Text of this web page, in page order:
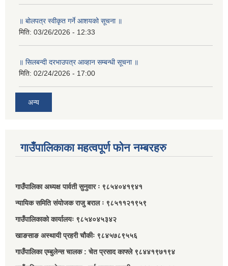
॥ बोलपत्र स्वीकृत गर्ने आशयको सूचना ॥
मिति: 03/26/2026 - 12:33
॥ सिलबन्दी दरभाउपत्र आव्हान सम्बन्धी सूचना ॥
मिति: 02/24/2026 - 17:00
अन्य
गाउँपालिकाका महत्वपूर्ण फोन नम्बरहरु
गाउँपालिका अध्यक्ष पार्वती सुनुवार ः ९८५४०४१९४१
न्यायिक समिति संयोजक राजु बराल ः ९८५११२१९५९
गाउँपालिकाको कार्यालयः ९८५४०४५३४२
खाङसाङ अस्थायी प्रहरी चौकीः ९८४५७८९५५६
गाउँपालिका एम्बुलेन्स चालक : चेत प्रसाद काफ्ले ९८४४१९७१९४